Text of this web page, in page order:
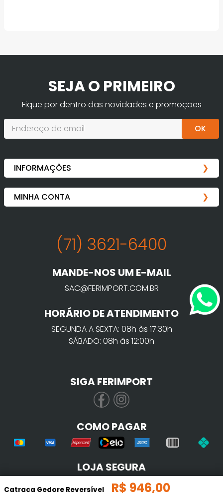
Catraca Gedore Reversível R$ 946,00
SEJA O PRIMEIRO
Fique por dentro das novidades e promoções
OK
(71) 3621-6400
MANDE-NOS UM E-MAIL
SAC@FERIMPORT.COM.BR
HORÁRIO DE ATENDIMENTO
SEGUNDA A SEXTA: 08h às 17:30h
SÁBADO: 08h às 12:00h
SIGA FERIMPORT
COMO PAGAR
LOJA SEGURA